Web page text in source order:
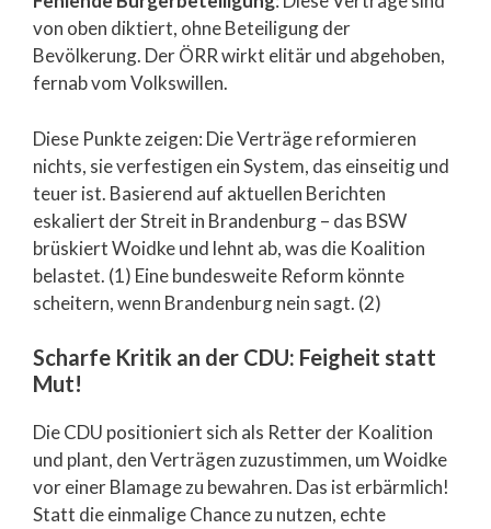
von oben diktiert, ohne Beteiligung der
Bevölkerung. Der ÖRR wirkt elitär und abgehoben,
fernab vom Volkswillen.
Diese Punkte zeigen: Die Verträge reformieren
nichts, sie verfestigen ein System, das einseitig und
teuer ist. Basierend auf aktuellen Berichten
eskaliert der Streit in Brandenburg – das BSW
brüskiert Woidke und lehnt ab, was die Koalition
belastet. (1) Eine bundesweite Reform könnte
scheitern, wenn Brandenburg nein sagt. (2)
Scharfe Kritik an der CDU: Feigheit statt
Mut!
Die CDU positioniert sich als Retter der Koalition
und plant, den Verträgen zuzustimmen, um Woidke
vor einer Blamage zu bewahren. Das ist erbärmlich!
Statt die einmalige Chance zu nutzen, echte